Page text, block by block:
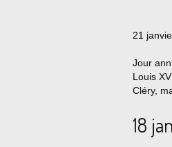
21
Jour
Louis
Cléry,
18